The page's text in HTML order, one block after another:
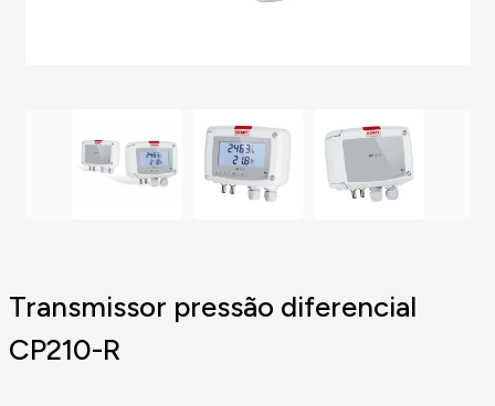
Transmissor pressão diferencial
CP210-R